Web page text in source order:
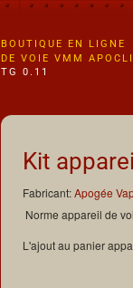
BOUTIQUE EN LIGNE
DE VOIE VMM
TG 0.11
Kit
Fabricant:Apogée
Norme appareil de
L'ajout au panier